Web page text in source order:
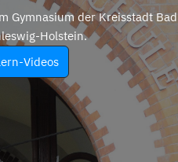
Gymnasium der Kreisstadt Bad
Holstein.
Videos